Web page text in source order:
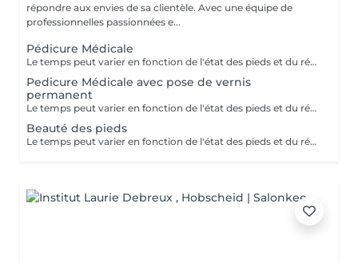
répondre aux envies de sa clientèle. Avec une équipe de
professionnelles passionnées e...
Pédicure Médicale
Le temps peut varier en fonction de l'état des pieds et du résultat souhaité
Pedicure Médicale avec pose de vernis
permanent
Le temps peut varier en fonction de l'état des pieds et du résultat souhaité
Beauté des pieds
Le temps peut varier en fonction de l'état des pieds et du résultat souhaité